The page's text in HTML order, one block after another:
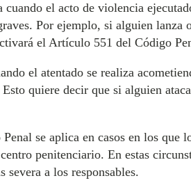
el acto de violencia
Por ejemplo, si alguien
el Artículo 551 del Código
el atentado se realiza
quiere decir que si alguien
se aplica en casos en los que
penitenciario. En estas
severa a los responsables.